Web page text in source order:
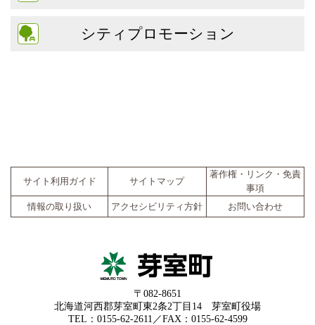
シティプロモーション
サイト利用ガイド サイトマップ
著作権・リンク・免責
事項
情報の取り扱い
アクセシビリティ方針 お問い合わせ
〒082-8651
北海道河西郡芽室町東2条2丁目14 芽室町役場
TEL：0155-62-2611／FAX：0155-62-4599